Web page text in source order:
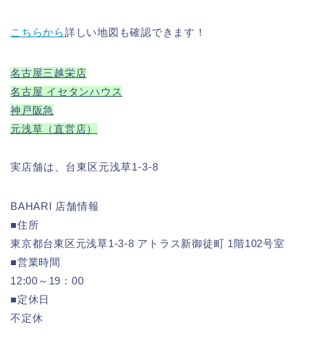
こちらから詳しい地図も確認できます！
名古屋三越栄店
名古屋 イセタンハウス
神戸阪急
元浅草（直営店）
実店舗は、台東区元浅草1-3-8
BAHARI 店舗情報
■住所
東京都台東区元浅草1-3-8 アトラス新御徒町 1階102号室
■営業時間
12:00～19：00
■定休日
不定休